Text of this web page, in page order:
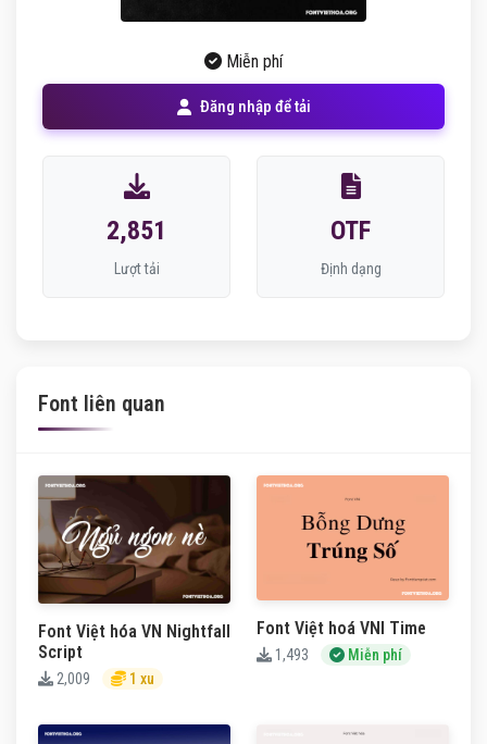
Miễn phí
Đăng nhập để tải
2,851
Lượt tải
OTF
Định dạng
Font liên quan
Font Việt hóa VN Nightfall
Script
2,009 1 xu
Font Việt hoá VNI Time
1,493 Miễn phí